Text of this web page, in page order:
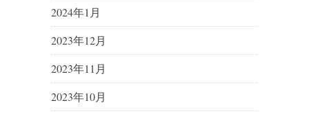
2024年1月
2023年12月
2023年11月
2023年10月